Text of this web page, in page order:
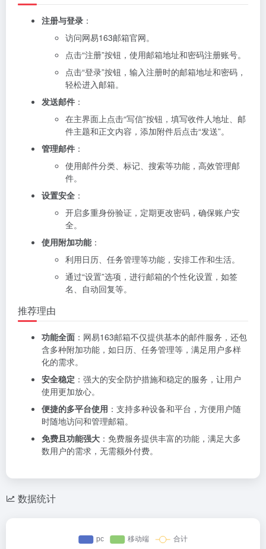
注册与登录 ：
访问网易163邮箱官网。
点击“注册”按钮，使用邮箱地址和密码注册账号。
点击“登录”按钮，输入注册时的邮箱地址和密码，
轻松进入邮箱。
发送邮件 ：
在主界面上点击“写信”按钮，填写收件人地址、邮
件主题和正文内容，添加附件后点击“发送”。
管理邮件 ：
使用邮件分类、标记、搜索等功能，高效管理邮
件。
设置安全 ：
开启多重身份验证，定期更改密码，确保账户安
全。
使用附加功能：
利用日历、任务管理等功能，安排工作和生活。
通过“设置”选项，进行邮箱的个性化设置，如签
名、自动回复等。
推荐理由
功能全面 ：网易163邮箱不仅提供基本的邮件服务，还包
含多种附加功能，如日历、任务管理等，满足用户多样
化的需求。
安全稳定 ：强大的安全防护措施和稳定的服务，让用户
使用更加放心。
便捷的多平台使用 ：支持多种设备和平台，方便用户随
时随地访问和管理邮箱。
免费且功能强大 ：免费服务提供丰富的功能，满足大多
数用户的需求，无需额外付费。
数据统计